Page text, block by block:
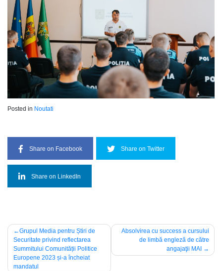
Posted in Noutati
Share on Facebook Share on Twitter
Share on LinkedIn
Navigare
în
articole
Grupul Media pentru Știri de
Securitate privind reflectarea
Summitului Comunității Politice
Europene 2023 și-a încheiat
mandatul
Absolvirea cu success a cursului
de limbă engleză de către
angajaţii MAI